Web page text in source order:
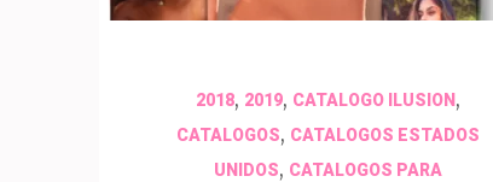
2018, 2019, CATALOGO ILUSION ,
CATALOGOS, CATALOGOS ESTADOS
UNIDOS, CATALOGOS PARA